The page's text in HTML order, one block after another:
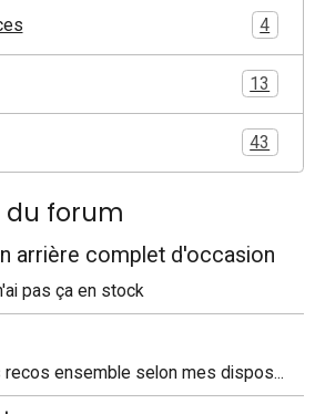
4
13
43
du forum
arrière complet d'occasion
pas ça en stock
ensemble selon mes dispos...